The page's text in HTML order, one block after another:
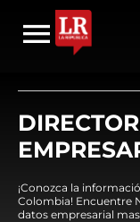
¡Conozca la
Colombia! Encuentre
datos empresarial